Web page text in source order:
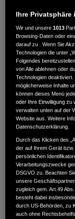
MWST. NICHT AUSWEISBAR
3.900 €
Außenfarbe
Kilometerstand
Kraftstoffart
Getriebe
Türen
Leistung
Hubraum
Erstzulassung
Bauart
Ihre
Wir und unsere1013
Browsing-Daten oder
darauf zu . Wenn Sie
Technologien die unter
Folgendes
von Alle ablehnen oder
Technologien
möglicherweise Inhalte
können dieses Menü
oder Ihre Einwilligung zu
verwalten unten auf der
Website aus. Weitere
Datenschutzerklärung.
Durch das Klicken des
der auf Ihrem Gerät
persönlichen
Verarbeitungszwecke
DSGVO zu. Beachten
unsere
zugleich gem. Art.49
besteht dabei
durch US-Behörden, zu
auch ohne